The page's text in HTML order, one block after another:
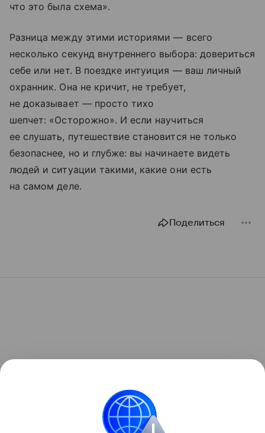
что это была схема».
Разница между этими историями — всего
несколько секунд внутреннего выбора: довериться
себе или нет. В поездке интуиция — ваш личный
охранник. Она не кричит, не требует,
не доказывает — просто тихо
шепчет: «Осторожно». И если научиться
ее слушать, путешествие становится не только
безопаснее, но и глубже: вы начинаете видеть
людей и ситуации такими, какие они есть
на самом деле.
Поделиться